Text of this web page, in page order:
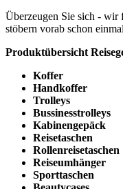
Überzeugen Sie sich - wir
stöbern vorab schon
Produktübersicht
Koffer
Handkoffer
Trolleys
Bussinesstrolleys
Kabinengepäck
Reisetaschen
Rollenreisetaschen
Reiseumhänger
Sporttaschen